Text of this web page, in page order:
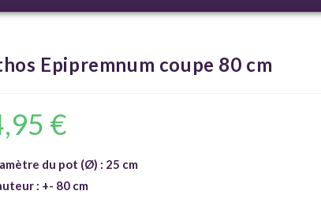
Epipremnum coupe 80 cm
€
du pot (Ø) : 25 cm
: +- 80 cm